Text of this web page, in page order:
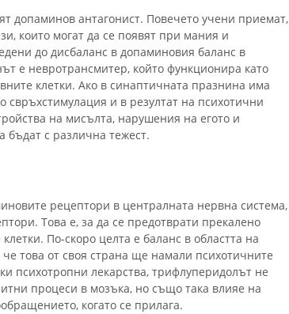
допаминов антагонист. Повечето учени приемат,
които могат да се появят при мания и
до дисбаланс в допаминовия баланс в
е невротрансмитер, който функционира като
клетки. Ако в синаптичната празнина има
свръхстимулация и в резултат на психотични
на мисълта, нарушения на егото и
бъдат с различна тежест.
рецептори в централната нервна система,
Това е, за да се предотврати прекалено
По-скоро целта е баланс в областта на
това от своя страна ще намали психотичните
психотропни лекарства, трифлуперидолът не
процеси в мозъка, но също така влияе на
когато се прилага.